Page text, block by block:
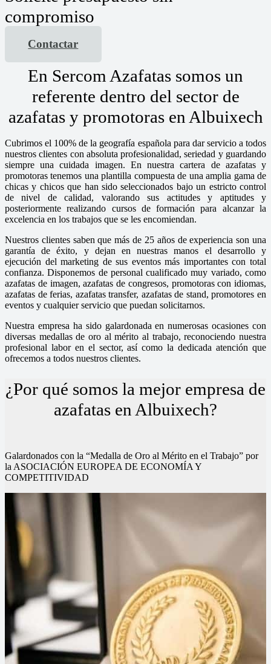
compromiso
Contactar
En Sercom Azafatas somos un
referente dentro del sector de
azafatas y promotoras en Albuixech
Cubrimos el 100% de la geografía española para dar servicio a todos
nuestros clientes con absoluta profesionalidad, seriedad y guardando
siempre una cuidada imagen. En nuestra cartera de azafatas y
promotoras tenemos una plantilla compuesta de una amplia gama de
chicas y chicos que han sido seleccionados bajo un estricto control
de nivel de calidad, valorando sus actitudes y aptitudes y
posteriormente realizando cursos de formación para alcanzar la
excelencia en los trabajos que se les encomiendan.
Nuestros clientes saben que más de 25 años de experiencia son una
garantía de éxito, y dejan en nuestras manos el desarrollo y
ejecución del marketing de sus eventos más importantes con total
confianza. Disponemos de personal cualificado muy variado, como
azafatas de imagen, azafatas de congresos, promotoras con idiomas,
azafatas de ferias, azafatas transfer, azafatas de stand, promotores en
eventos y cualquier servicio que puedan solicitarnos.
Nuestra empresa ha sido galardonada en numerosas ocasiones con
diversas medallas de oro al mérito al trabajo, reconociendo nuestra
profesional labor en el sector, así como la dedicada atención que
ofrecemos a todos nuestros clientes.
¿Por qué somos la mejor empresa de
azafatas en Albuixech?
Galardonados con la “Medalla de Oro al Mérito en el Trabajo” por
la ASOCIACIÓN EUROPEA DE ECONOMÍA Y
COMPETITIVIDAD